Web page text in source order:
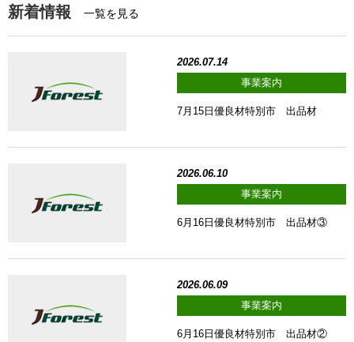
新着情報 一覧を見る
2026.07.14
事業案内
7月15日優良材特別市 出品材
2026.06.10
事業案内
6月16日優良材特別市 出品材③
2026.06.09
事業案内
6月16日優良材特別市 出品材②